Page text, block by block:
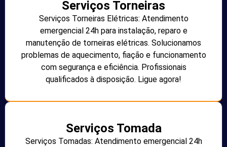
Serviços Torneiras
Serviços Torneiras Elétricas: Atendimento
emergencial 24h para instalação, reparo e
manutenção de torneiras elétricas. Solucionamos
problemas de aquecimento, fiação e funcionamento
com segurança e eficiência. Profissionais
qualificados à disposição. Ligue agora!
Serviços Tomada
Serviços Tomadas: Atendimento emergencial 24h